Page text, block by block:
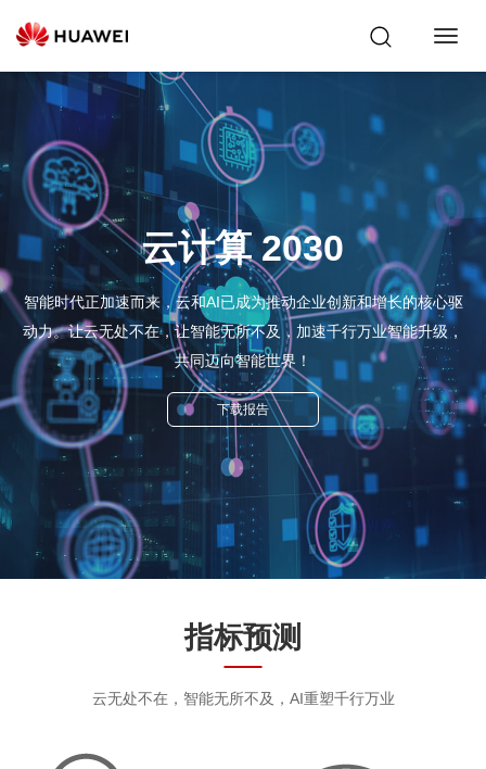
云计算 2030
智能时代正加速而来，云和AI已成为推动企业创新和增长的核心驱
动力。让云无处不在，让智能无所不及，加速千行万业智能升级，
共同迈向智能世界！
下载报告
指标预测
云无处不在，智能无所不及，AI重塑千行万业